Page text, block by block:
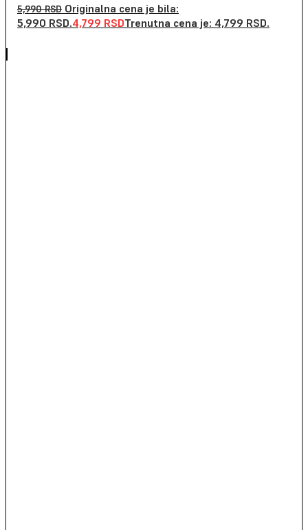
5,990RSD Originalna cena je bila:
5,990 RSD.4,799 RSDTrenutna cena je: 4,799 RSD.